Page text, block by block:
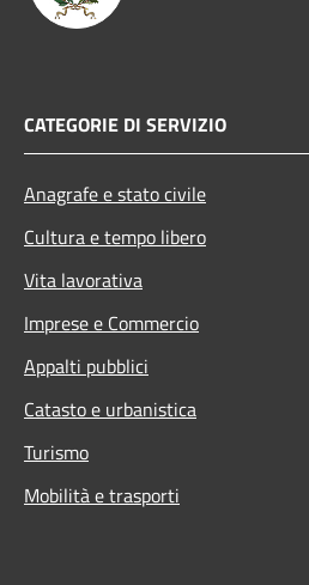
CATEGORIE DI SERVIZIO
Anagrafe e stato civile
Cultura e tempo libero
Vita lavorativa
Imprese e Commercio
Appalti pubblici
Catasto e urbanistica
Turismo
Mobilità e trasporti